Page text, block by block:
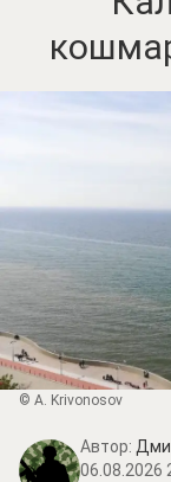
© A. Krivonosov
Автор:
06.08.2026